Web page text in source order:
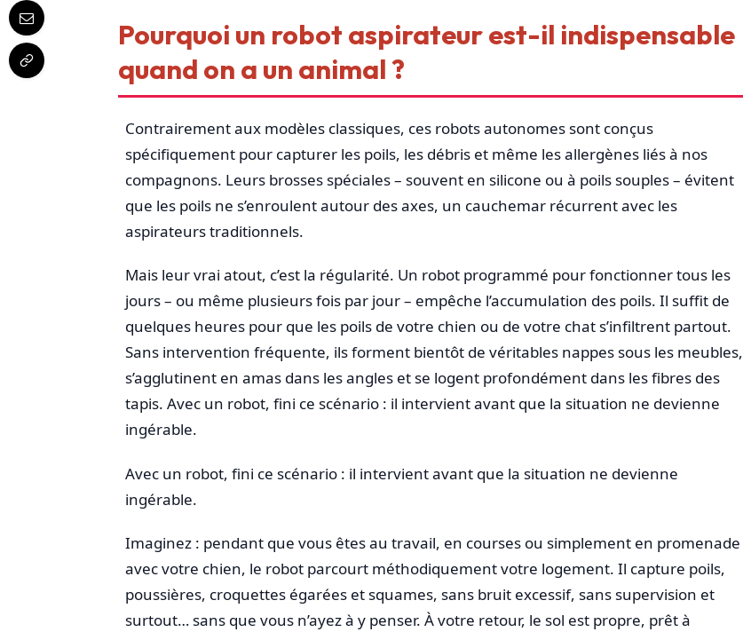
Pourquoi un robot aspirateur est-il indispensable
quand on a un animal ?
Contrairement aux modèles classiques, ces robots autonomes sont conçus
spécifiquement pour capturer les poils, les débris et même les allergènes liés à nos
compagnons. Leurs brosses spéciales – souvent en silicone ou à poils souples – évitent
que les poils ne s’enroulent autour des axes, un cauchemar récurrent avec les
aspirateurs traditionnels.
Mais leur vrai atout, c’est la régularité. Un robot programmé pour fonctionner tous les
jours – ou même plusieurs fois par jour – empêche l’accumulation des poils. Il suffit de
quelques heures pour que les poils de votre chien ou de votre chat s’infiltrent partout.
Sans intervention fréquente, ils forment bientôt de véritables nappes sous les meubles,
s’agglutinent en amas dans les angles et se logent profondément dans les fibres des
tapis. Avec un robot, fini ce scénario : il intervient avant que la situation ne devienne
ingérable.
Avec un robot, fini ce scénario : il intervient avant que la situation ne devienne
ingérable.
Imaginez : pendant que vous êtes au travail, en courses ou simplement en promenade
avec votre chien, le robot parcourt méthodiquement votre logement. Il capture poils,
poussières, croquettes égarées et squames, sans bruit excessif, sans supervision et
surtout… sans que vous n’ayez à y penser. À votre retour, le sol est propre, prêt à